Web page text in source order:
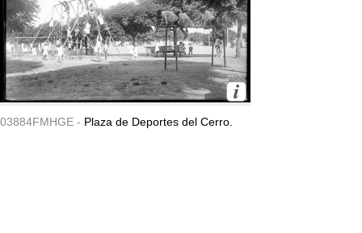
03884FMHGE - Plaza de Deportes del Cerro.